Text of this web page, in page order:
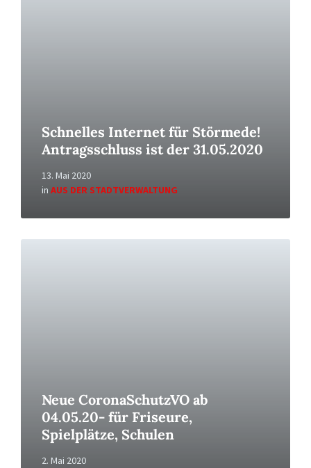
Schnelles Internet für Störmede!
Antragsschluss ist der 31.05.2020
13. Mai 2020
in AUS DER STADTVERWALTUNG
Neue CoronaSchutzVO ab
04.05.20- für Friseure,
Spielplätze, Schulen
2. Mai 2020